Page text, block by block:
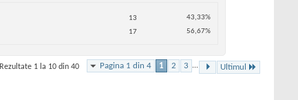
13 43,33%
17 56,67%
Pagina 1 din 4 1 2 3 ... Ultimul
Rezultate 1 la 10 din 40